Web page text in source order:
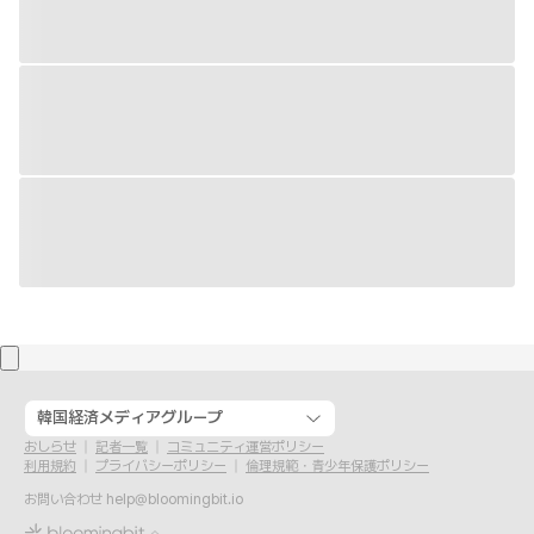
韓国経済メディアグループ
おしらせ 記者一覧
コミュニティ運営ポリシー
利用規約
プライバシーポリシー
倫理規範・青少年保護ポリシー
お問い合わせ help@bloomingbit.io